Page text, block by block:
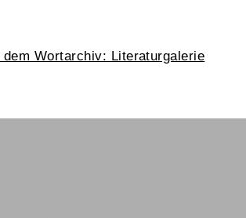
dem Wortarchiv: Literaturgalerie